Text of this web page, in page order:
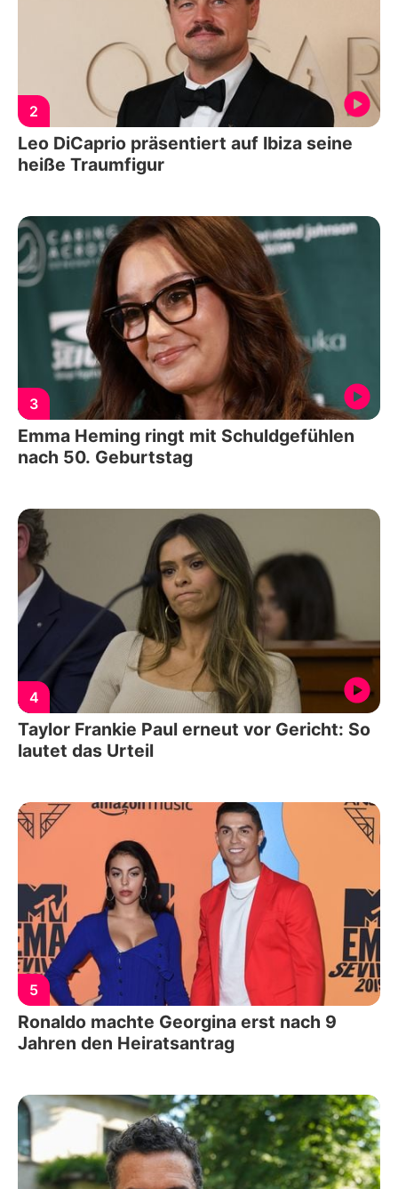
2
Leo DiCaprio präsentiert auf Ibiza seine
heiße Traumfigur
3
Emma Heming ringt mit Schuldgefühlen
nach 50. Geburtstag
4
Taylor Frankie Paul erneut vor Gericht: So
lautet das Urteil
5
Ronaldo machte Georgina erst nach 9
Jahren den Heiratsantrag